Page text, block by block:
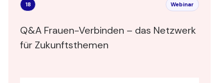
18 Webinar
Q&A Frauen-Verbinden – das Netzwerk
für Zukunftsthemen